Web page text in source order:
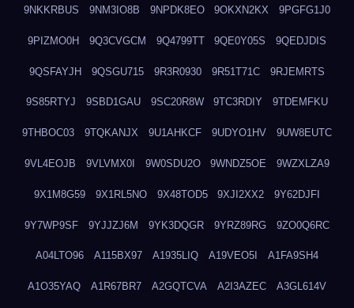
9NKKRBUS 9NM3IO8B 9NPDK8EO 9OKXN2KX 9PGFG1J0
9PIZMO0H 9Q3CVGCM 9Q4799TT 9QE0Y05S 9QEDJDIS
9QSFAYJH 9QSGU715 9R3R0930 9R51T71C 9RJEMRTS
9S85RTYJ 9SBD1GAU 9SC20R8W 9TC3RDIY 9TDEMFKU
9THBOC03 9TQKANJX 9U1AHKCF 9UDYO1HV 9UW8EUTC
9VL4EOJB 9VLVMX0I 9W0SDU2O 9WNDZ5OE 9WZXLZA9
9X1M8G59 9X1RL5NO 9X48TOD5 9XJI2XX2 9Y62DJFI
9Y7WP9SF 9YJJZJ6M 9YK3DQGR 9YRZ89RG 9ZO0Q6RC
A04LTO96 A115BX97 A1935LIQ A19VEO5I A1FA9SH4
A1O35YAQ A1R67BR7 A2GQTCVA A2I3AZEC A3GL614V